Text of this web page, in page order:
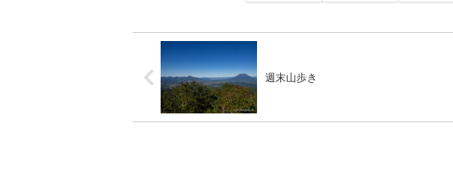
週末山歩き